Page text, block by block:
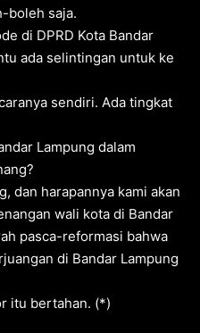
boleh saja.
di DPRD Kota Bandar
ada selintingan untuk ke
sendiri. Ada tingkat
Lampung dalam
dan harapannya kami akan
wali kota di Bandar
pasca-reformasi bahwa
di Bandar Lampung
itu bertahan. (*)